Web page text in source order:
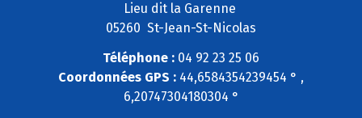
Lieu dit la Garenne
05260 St-Jean-St-Nicolas
Téléphone : 04 92 23 25 06
Coordonnées GPS : 44,6584354239454 ° ,
6,20747304180304 °